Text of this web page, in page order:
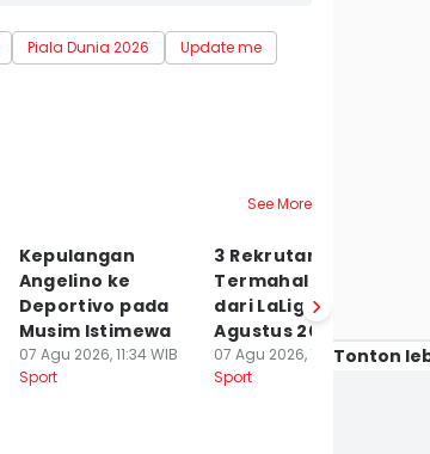
Piala Dunia 2026
Update me
See More
Kepulangan
Angelino ke
Deportivo pada
Musim Istimewa
07 Agu 2026, 11:34 WIB
Sport
3 Rekrutan
Termahal Fulham
dari LaLiga per 7
Agustus 2026
07 Agu 2026, 10:34 WIB
Sport
Tonton